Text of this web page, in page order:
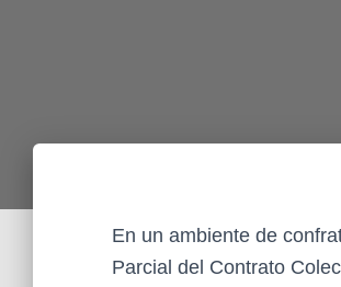
En un ambiente de
Parcial del Contrato